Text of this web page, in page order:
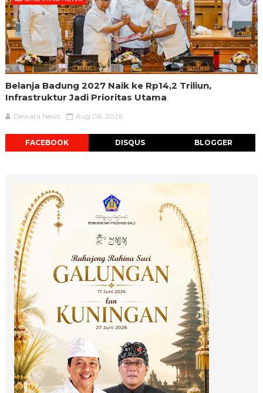
Belanja Badung 2027 Naik ke Rp14,2 Triliun,
Infrastruktur Jadi Prioritas Utama
Dewata News Aug 06, 2026
FACEBOOK DISQUS BLOGGER